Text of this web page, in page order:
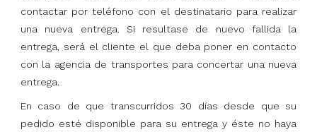
contactar por teléfono con el destinatario para realizar
una nueva entrega. Si resultase de nuevo fallida la
entrega, será el cliente el que deba poner en contacto
con la agencia de transportes para concertar una nueva
entrega.
En caso de que transcurridos 30 días desde que su
pedido esté disponible para su entrega y éste no haya